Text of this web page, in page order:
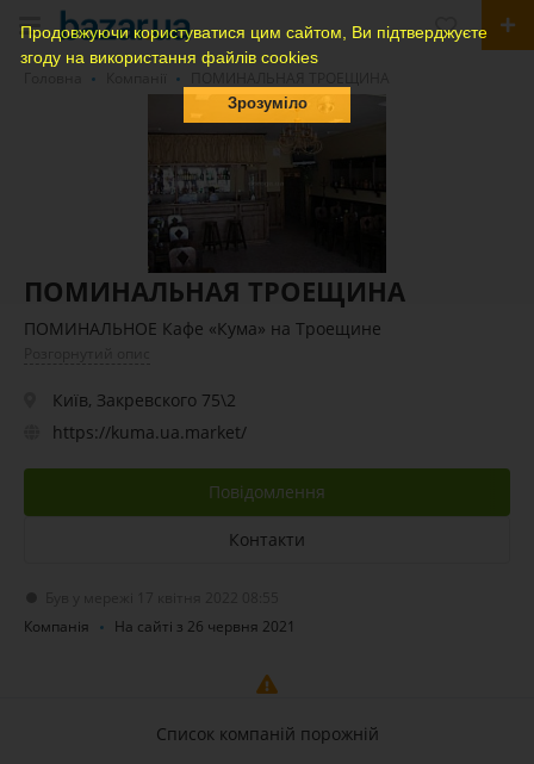
Продовжуючи користуватися цим сайтом, Ви підтверджуєте
згоду на використання файлів cookies
Зрозуміло
ПОМИНАЛЬНАЯ ТРОЕЩИНА
ПОМИНАЛЬНОЕ Кафе «Кума» на Троещине
Київ, Закревского 75\2
https://kuma.ua.market/
Повідомлення
Контакти
Компанія
На сайті з 26 червня 2021
Список компаній порожній